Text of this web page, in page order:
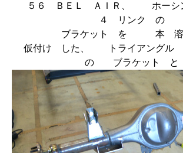
５６ ＢＥＬ ＡＩＲ、 ホ
４ リンク の
ブラケット を 本 溶
仮付け した、 トライアング
の ブラケット と